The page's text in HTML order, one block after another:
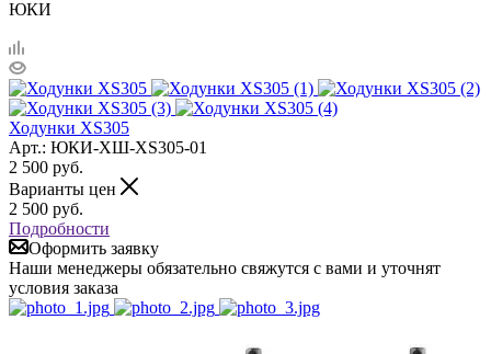
ЮКИ
Ходунки XS305
Арт.: ЮКИ-ХШ-XS305-01
2 500 руб.
Варианты цен
2 500 руб.
Подробности
Оформить заявку
Наши менеджеры обязательно свяжутся с вами и уточнят
условия заказа